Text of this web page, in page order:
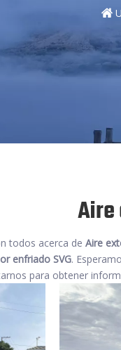
Aire
todos acerca de Aire
enfriado SVG.
para obtener